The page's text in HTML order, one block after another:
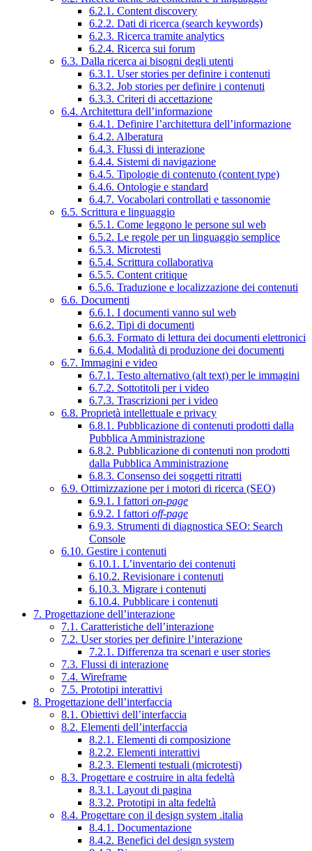
6.2.1. Content discovery
6.2.2. Dati di ricerca (search keywords)
6.2.3. Ricerca tramite analytics
6.2.4. Ricerca sui forum
6.3. Dalla ricerca ai bisogni degli utenti
6.3.1. User stories per definire i contenuti
6.3.2. Job stories per definire i contenuti
6.3.3. Criteri di accettazione
6.4. Architettura dell’informazione
6.4.1. Definire l’architettura dell’informazione
6.4.2. Alberatura
6.4.3. Flussi di interazione
6.4.4. Sistemi di navigazione
6.4.5. Tipologie di contenuto (content type)
6.4.6. Ontologie e standard
6.4.7. Vocabolari controllati e tassonomie
6.5. Scrittura e linguaggio
6.5.1. Come leggono le persone sul web
6.5.2. Le regole per un linguaggio semplice
6.5.3. Microtesti
6.5.4. Scrittura collaborativa
6.5.5. Content critique
6.5.6. Traduzione e localizzazione dei contenuti
6.6. Documenti
6.6.1. I documenti vanno sul web
6.6.2. Tipi di documenti
6.6.3. Formato di lettura dei documenti elettronici
6.6.4. Modalità di produzione dei documenti
6.7. Immagini e video
6.7.1. Testo alternativo (alt text) per le immagini
6.7.2. Sottotitoli per i video
6.7.3. Trascrizioni per i video
6.8. Proprietà intellettuale e privacy
6.8.1. Pubblicazione di contenuti prodotti dalla
Pubblica Amministrazione
6.8.2. Pubblicazione di contenuti non prodotti
dalla Pubblica Amministrazione
6.8.3. Consenso dei soggetti ritratti
6.9. Ottimizzazione per i motori di ricerca (SEO)
6.9.1. I fattori on-page
6.9.2. I fattori off-page
6.9.3. Strumenti di diagnostica SEO: Search
Console
6.10. Gestire i contenuti
6.10.1. L’inventario dei contenuti
6.10.2. Revisionare i contenuti
6.10.3. Migrare i contenuti
6.10.4. Pubblicare i contenuti
7. Progettazione dell’interazione
7.1. Caratteristiche dell’interazione
7.2. User stories per definire l’interazione
7.2.1. Differenza tra scenari e user stories
7.3. Flussi di interazione
7.4. Wireframe
7.5. Prototipi interattivi
8. Progettazione dell’interfaccia
8.1. Obiettivi dell’interfaccia
8.2. Elementi dell’interfaccia
8.2.1. Elementi di composizione
8.2.2. Elementi interattivi
8.2.3. Elementi testuali (microtesti)
8.3. Progettare e costruire in alta fedeltà
8.3.1. Layout di pagina
8.3.2. Prototipi in alta fedeltà
8.4. Progettare con il design system .italia
8.4.1. Documentazione
8.4.2. Benefici del design system